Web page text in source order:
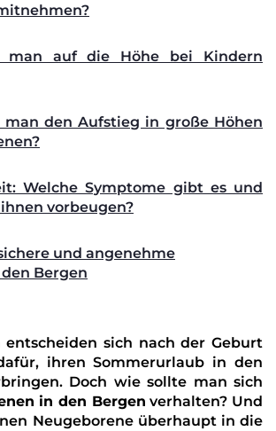
man auf die Höhe bei Kindern
den Aufstieg in große Höhen
Welche Symptome gibt es und
vorbeugen?
und angenehme
Bergen
entscheiden sich nach der Geburt
ihren Sommerurlaub in den
Doch wie sollte man sich
in den Bergen verhalten? Und
Neugeborene überhaupt in die